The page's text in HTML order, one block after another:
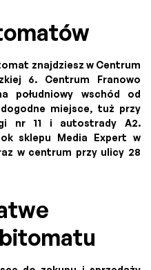
znajdziesz w Centrum
6. Centrum Franowo
południowy wschód od
miejsce, tuż przy
nr 11 i autostrady A2.
sklepu Media Expert w
w centrum przy ulicy 28